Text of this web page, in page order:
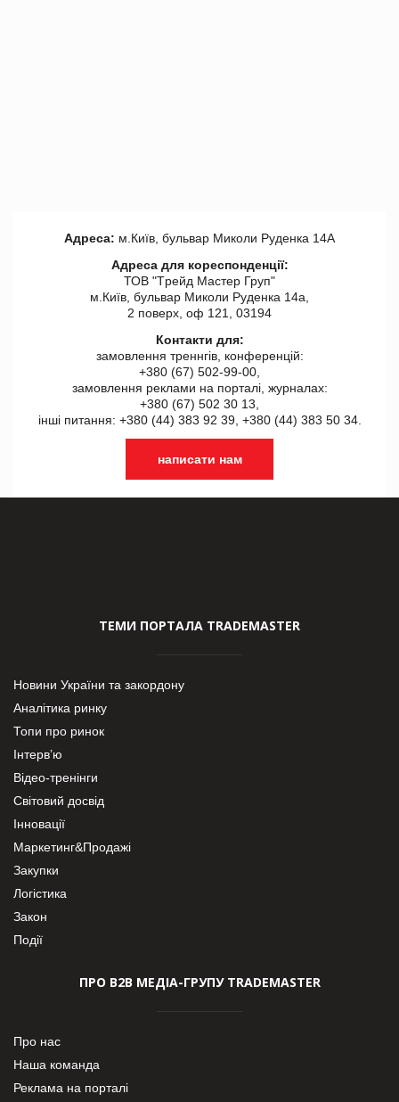
Адреса: м.Київ, бульвар Миколи Руденка 14А
Адреса для кореспонденції:
ТОВ "Tрейд Мастер Груп"
м.Київ, бульвар Миколи Руденка 14а,
2 поверх, оф 121, 03194
Контакти для:
замовлення треннгів, конференцій:
+380 (67) 502-99-00,
замовлення реклами на порталі, журналах:
+380 (67) 502 30 13,
інші питання: +380 (44) 383 92 39, +380 (44) 383 50 34.
написати нам
ТЕМИ ПОРТАЛА TRADEMASTER
Новини України та закордону
Аналітика ринку
Топи про ринок
Інтерв’ю
Відео-тренінги
Світовий досвід
Інновації
Маркетинг&Продажі
Закупки
Логістика
Закон
Події
ПРО В2В МЕДІА-ГРУПУ TRADEMASTER
Про нас
Наша команда
Реклама на порталі